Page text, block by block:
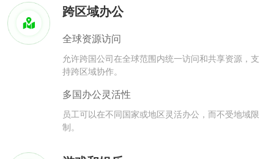
跨区域办公
全球资源访问
允许跨国公司在全球范围内统一访问和共享资源，支
持跨区域协作。
多国办公灵活性
员工可以在不同国家或地区灵活办公，而不受地域限
制。